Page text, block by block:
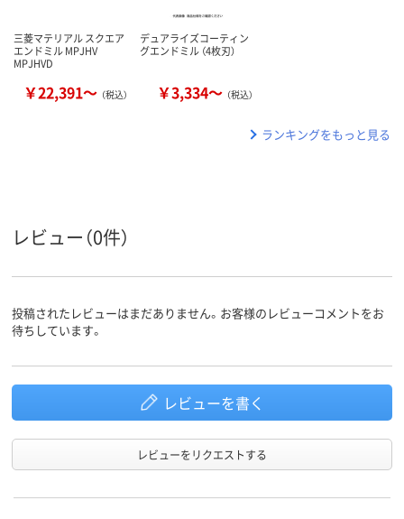
三菱マテリアル スクエア
エンドミル MPJHV
MPJHVD
￥22,391～ （税込）
デュアライズコーティン
グエンドミル （4枚刃）
￥3,334～ （税込）
ランキングをもっと見る
レビュー（0件）
投稿されたレビューはまだありません。お客様のレビューコメントをお
待ちしています。
レビューを書く
レビューをリクエストする